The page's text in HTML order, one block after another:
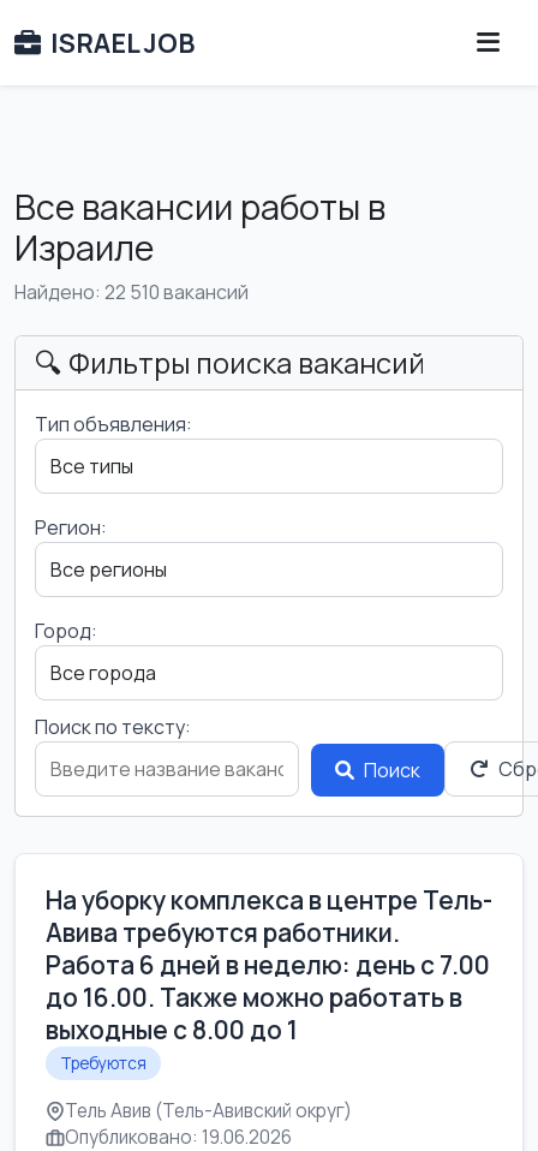
ISRAEL JOB
Все вакансии работы в
Израиле
Найдено: 22 510 вакансий
🔍 Фильтры поиска вакансий
Тип объявления:
Регион:
Город:
Поиск по тексту:
Поиск
На уборку комплекса в центре Тель-
Авива требуются работники.
Работа 6 дней в неделю: день с 7.00
до 16.00. Также можно работать в
выходные с 8.00 до 1
Требуются
Тель Авив (Тель-Авивский округ)
Опубликовано: 19.06.2026